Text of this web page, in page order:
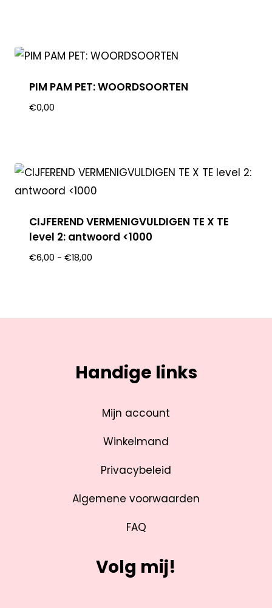
PIM PAM PET: WOORDSOORTEN
€0,00
CIJFEREND VERMENIGVULDIGEN TE X TE
level 2: antwoord <1000
€6,00 - €18,00
Handige links
Mijn account
Winkelmand
Privacybeleid
Algemene voorwaarden
FAQ
Volg mij!